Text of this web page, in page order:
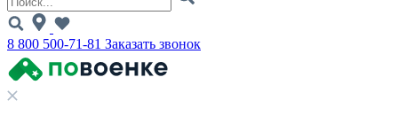
8 800 500-71-81 Заказать звонок